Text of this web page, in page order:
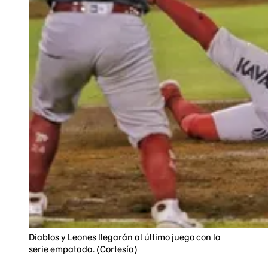
Diablos y Leones llegarán al último juego con la
serie empatada. (Cortesía)